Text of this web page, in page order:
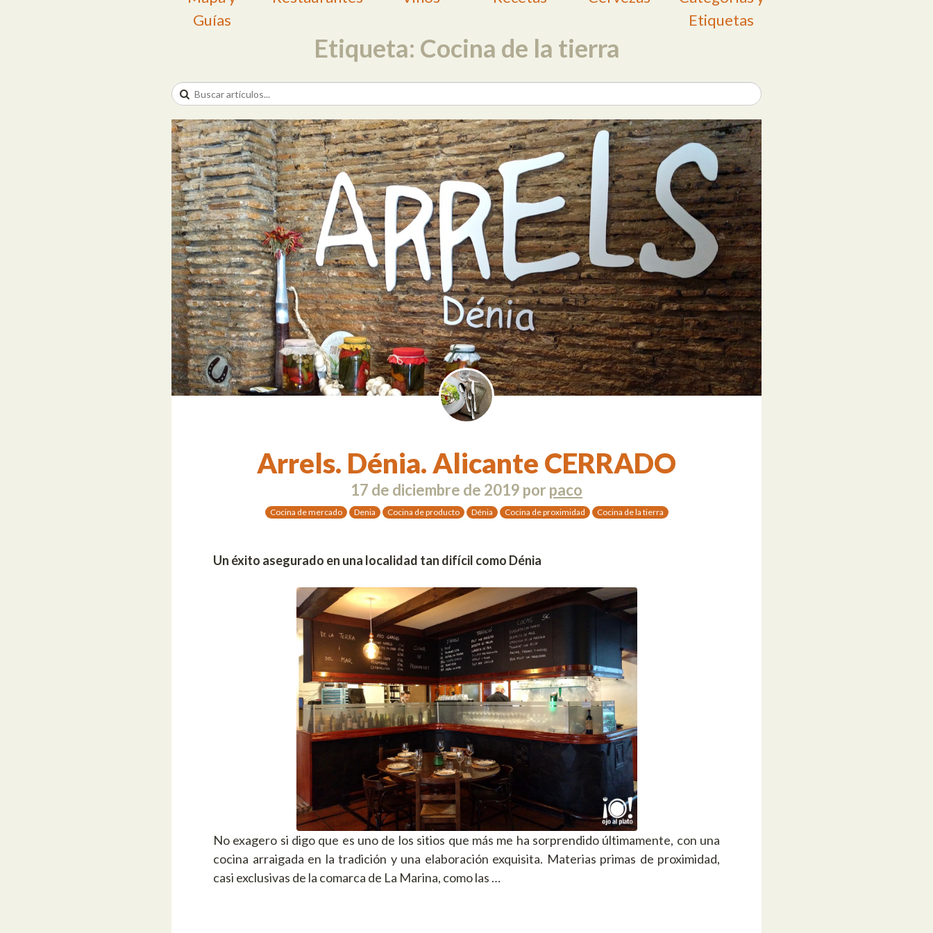
Guías
Etiquetas
Etiqueta: Cocina de la tierra
Arrels. Dénia. Alicante CERRADO
17 de diciembre de 2019 por paco
Cocina de mercado Denia Cocina de producto Dénia Cocina de proximidad Cocina de la tierra
Un éxito asegurado en una localidad tan difícil como Dénia
No exagero si digo que es uno de los sitios que más me ha sorprendido últimamente, con una
cocina arraigada en la tradición y una elaboración exquisita. Materias primas de proximidad,
casi exclusivas de la comarca de La Marina, como las …